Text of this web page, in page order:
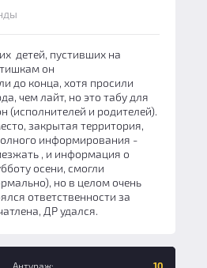
детей, пустивших на
он
до конца, хотя просили
чем лайт, но это табу для
(исполнителей и родителей).
закрытая территория,
информирования -
, и информация о
осени, смогли
но в целом очень
ответственности за
ДР удался.
Антураж: 10